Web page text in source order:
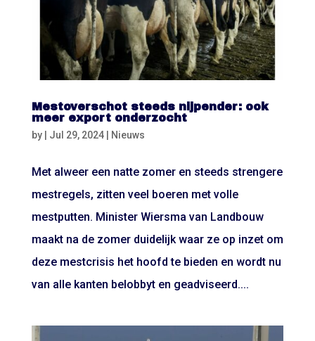
Mestoverschot steeds nijpender: ook
meer export onderzocht
by Jul 29, 2024| Nieuws
Met alweer een natte zomer en steeds strengere
mestregels, zitten veel boeren met volle
mestputten. Minister Wiersma van Landbouw
maakt na de zomer duidelijk waar ze op inzet om
deze mestcrisis het hoofd te bieden en wordt nu
van alle kanten belobbyt en geadviseerd....